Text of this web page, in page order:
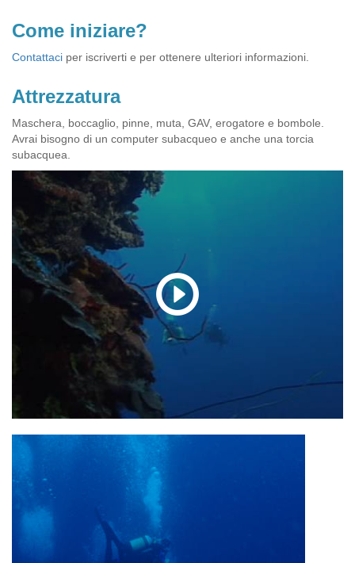
Come iniziare?
Contattaci per iscriverti e per ottenere ulteriori informazioni.
Attrezzatura
Maschera, boccaglio, pinne, muta, GAV, erogatore e bombole.
Avrai bisogno di un computer subacqueo e anche una torcia
subacquea.